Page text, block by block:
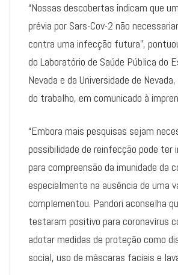
“Nossas descobertas indicam que
prévia por Sars-Cov-2 não
contra uma infecção futura”,
do Laboratório de Saúde Pública do
Nevada e da Universidade de
do trabalho, em comunicado à
“Embora mais pesquisas sejam
possibilidade de reinfecção pode ter
para compreensão da imunidade da
especialmente na ausência de uma
complementou. Pandori aconselha
testaram positivo para coronavírus
adotar medidas de proteção como
social, uso de máscaras faciais e